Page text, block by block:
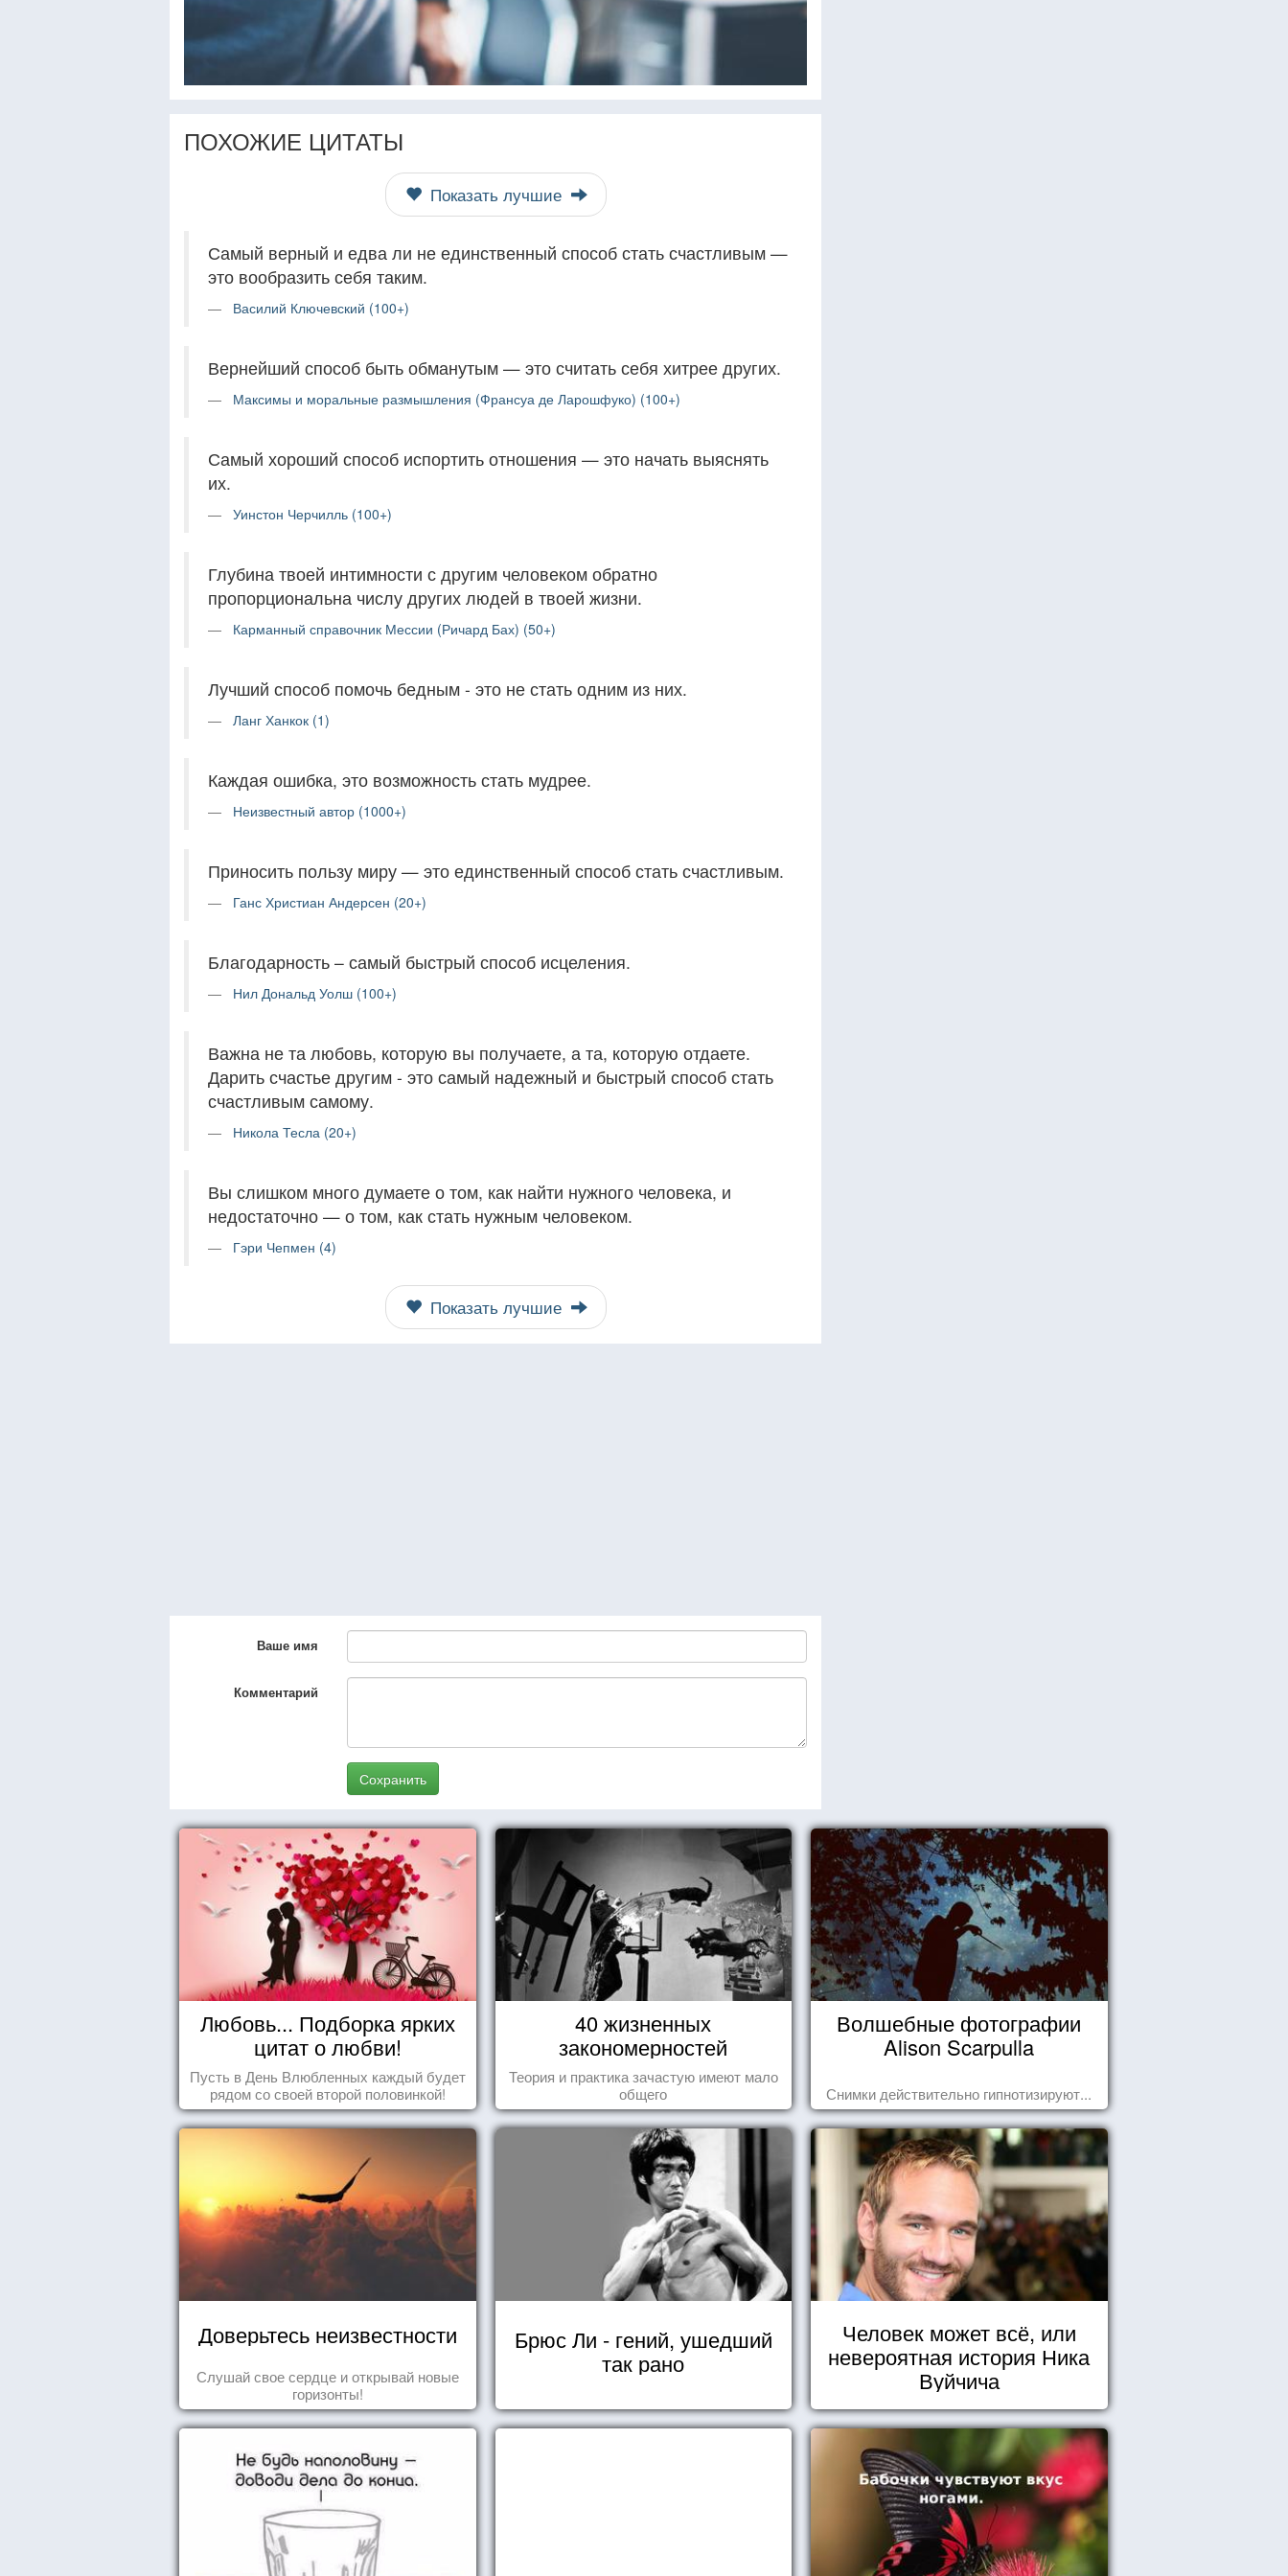
ПОХОЖИЕ ЦИТАТЫ
Показать лучшие
Самый верный и едва ли не единственный способ стать счастливым —
это вообразить себя таким.
Василий Ключевский (100+)
Вернейший способ быть обманутым — это считать себя хитрее других.
Максимы и моральные размышления (Франсуа де Ларошфуко) (100+)
Самый хороший способ испортить отношения — это начать выяснять
их.
Уинстон Черчилль (100+)
Глубина твоей интимности с другим человеком обратно
пропорциональна числу других людей в твоей жизни.
Карманный справочник Мессии (Ричард Бах) (50+)
Лучший способ помочь бедным - это не стать одним из них.
Ланг Ханкок (1)
Каждая ошибка, это возможность стать мудрее.
Неизвестный автор (1000+)
Приносить пользу миру — это единственный способ стать счастливым.
Ганс Христиан Андерсен (20+)
Благодарность – самый быстрый способ исцеления.
Нил Дональд Уолш (100+)
Важна не та любовь, которую вы получаете, а та, которую отдаете.
Дарить счастье другим - это самый надежный и быстрый способ стать
счастливым самому.
Никола Тесла (20+)
Вы слишком много думаете о том, как найти нужного человека, и
недостаточно — о том, как стать нужным человеком.
Гэри Чепмен (4)
Показать лучшие
Ваше имя
Комментарий
Сохранить
Любовь... Подборка ярких
цитат о любви!
Пусть в День Влюбленных каждый будет
рядом со своей второй половинкой!
40 жизненных
закономерностей
Теория и практика зачастую имеют мало
общего
Волшебные фотографии
Alison Scarpulla
Снимки действительно гипнотизируют...
Доверьтесь неизвестности
Слушай свое сердце и открывай новые
горизонты!
Брюс Ли - гений, ушедший
так рано
Человек может всё, или
невероятная история Ника
Вуйчича